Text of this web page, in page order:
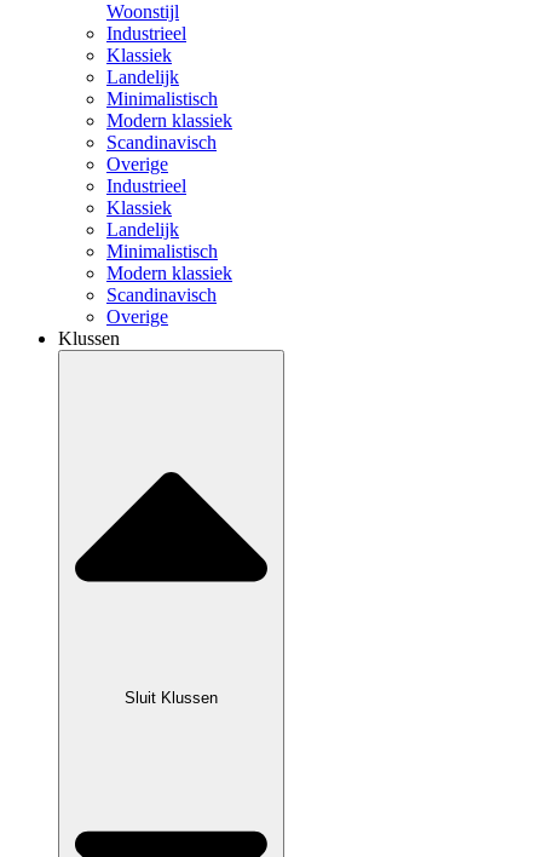
Woonstijl
Industrieel
Klassiek
Landelijk
Minimalistisch
Modern klassiek
Scandinavisch
Overige
Industrieel
Klassiek
Landelijk
Minimalistisch
Modern klassiek
Scandinavisch
Overige
Klussen
Sluit Klussen